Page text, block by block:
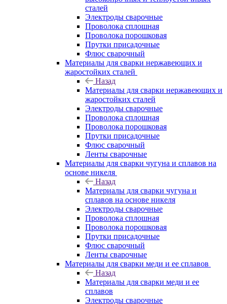
сталей
Электроды сварочные
Проволока сплошная
Проволока порошковая
Прутки присадочные
Флюс сварочный
Материалы для сварки нержавеющих и
жаростойких сталей
Назад
Материалы для сварки нержавеющих и
жаростойких сталей
Электроды сварочные
Проволока сплошная
Проволока порошковая
Прутки присадочные
Флюс сварочный
Ленты сварочные
Материалы для сварки чугуна и сплавов на
основе никеля
Назад
Материалы для сварки чугуна и
сплавов на основе никеля
Электроды сварочные
Проволока сплошная
Проволока порошковая
Прутки присадочные
Флюс сварочный
Ленты сварочные
Материалы для сварки меди и ее сплавов
Назад
Материалы для сварки меди и ее
сплавов
Электроды сварочные